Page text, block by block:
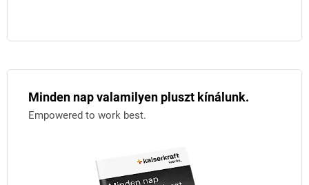
Minden nap valamilyen pluszt kínálunk.
Empowered to work best.